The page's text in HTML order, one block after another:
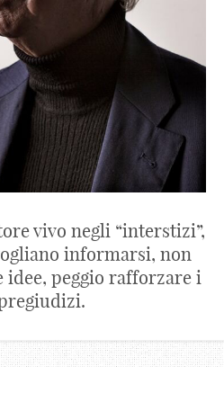
vivo negli “interstizi”,
informarsi, non
idee, peggio rafforzare i